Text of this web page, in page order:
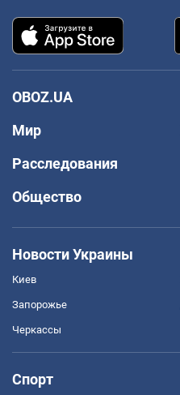
OBOZ.UA
Мир
Расследования
Общество
Новости Украины
Киев
Запорожье
Черкассы
Спорт